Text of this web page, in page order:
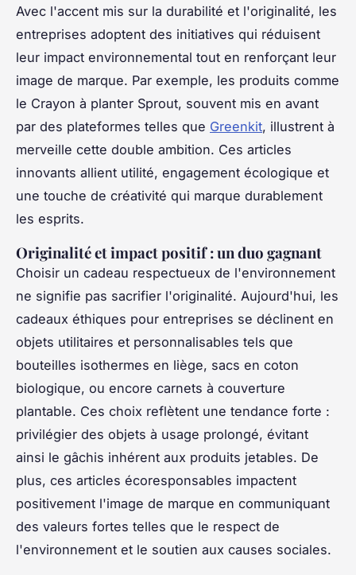
Avec l'accent mis sur la durabilité et l'originalité, les
entreprises adoptent des initiatives qui réduisent
leur impact environnemental tout en renforçant leur
image de marque. Par exemple, les produits comme
le Crayon à planter Sprout, souvent mis en avant
par des plateformes telles que Greenkit, illustrent à
merveille cette double ambition. Ces articles
innovants allient utilité, engagement écologique et
une touche de créativité qui marque durablement
les esprits.
Originalité et impact positif : un duo gagnant
Choisir un cadeau respectueux de l'environnement
ne signifie pas sacrifier l'originalité. Aujourd'hui, les
cadeaux éthiques pour entreprises se déclinent en
objets utilitaires et personnalisables tels que
bouteilles isothermes en liège, sacs en coton
biologique, ou encore carnets à couverture
plantable. Ces choix reflètent une tendance forte :
privilégier des objets à usage prolongé, évitant
ainsi le gâchis inhérent aux produits jetables. De
plus, ces articles écoresponsables impactent
positivement l'image de marque en communiquant
des valeurs fortes telles que le respect de
l'environnement et le soutien aux causes sociales.